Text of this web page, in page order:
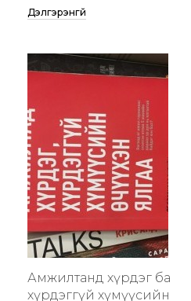
Дэлгэрэнгүй
Амжилтанд хүрдэг ба
хүрдэггүй хүмүүсийн